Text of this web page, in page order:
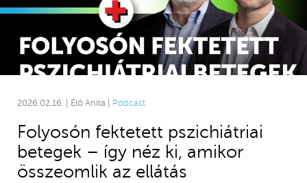
2026.02.16. | Élő Anita | Podcast
Folyosón fektetett pszichiátriai
betegek – így néz ki, amikor
összeomlik az ellátás